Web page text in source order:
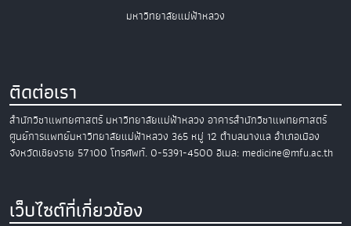
มหาวิทยาลัยแม่ฟ้าหลวง
ติดต่อเรา
สำนักวิชาแพทยศาสตร์ มหาวิทยาลัยแม่ฟ้าหลวง อาคารสำนักวิชาแพทยศาสตร์
ศูนย์การแพทย์มหาวิทยาลัยแม่ฟ้าหลวง 365 หมู่ 12 ตำบลนางแล อำเภอเมือง
จังหวัดเชียงราย 57100 โทรศัพท์. 0-5391-4500 อีเมล: medicine@mfu.ac.th
เว็บไซต์ที่เกี่ยวข้อง